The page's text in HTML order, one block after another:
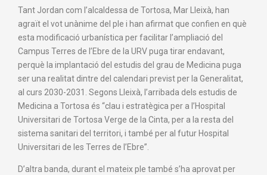
Tant Jordan com l’alcaldessa de Tortosa, Mar Lleixà, han
agraït el vot unànime del ple i han afirmat que confien en què
esta modificació urbanística per facilitar l’ampliació del
Campus Terres de l’Ebre de la URV puga tirar endavant,
perquè la implantació del estudis del grau de Medicina puga
ser una realitat dintre del calendari previst per la Generalitat,
al curs 2030-2031. Segons Lleixà, l’arribada dels estudis de
Medicina a Tortosa és “clau i estratègica per a l’Hospital
Universitari de Tortosa Verge de la Cinta, per a la resta del
sistema sanitari del territori, i també per al futur Hospital
Universitari de les Terres de l’Ebre”.
D’altra banda, durant el mateix ple també s’ha aprovat per